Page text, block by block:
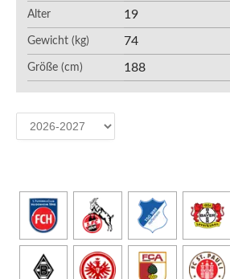
Alter 19
Gewicht (kg) 74
Größe (cm) 188